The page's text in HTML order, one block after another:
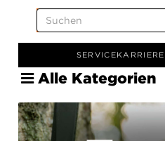
SERVICEKARRIERE
Alle Kategorien